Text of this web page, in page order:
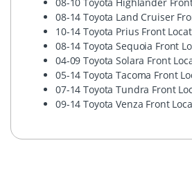
08-14 Toyota Land Cruiser
10-14 Toyota Prius Front
08-14 Toyota Sequoia Front
04-09 Toyota Solara Front
05-14 Toyota Tacoma Front
07-14 Toyota Tundra Front
09-14 Toyota Venza Front